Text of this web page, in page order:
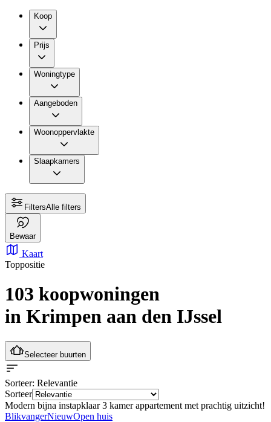
Koop
Prijs
Woningtype
Aangeboden
Woonoppervlakte
Slaapkamers
FiltersAlle filters
Bewaar
Kaart
Toppositie
103 koopwoningen
in Krimpen aan den IJssel
Selecteer buurten
Sorteer: Relevantie
Sorteer
Modern bijna instapklaar 3 kamer appartement met prachtig uitzicht!
BlikvangerNieuwOpen huis